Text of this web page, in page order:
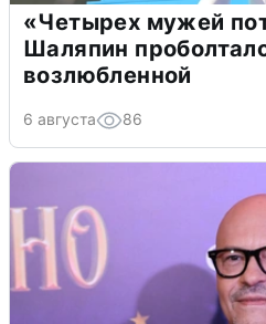
«Четырех мужей
Шаляпин
возлюбленной
6 августа 86